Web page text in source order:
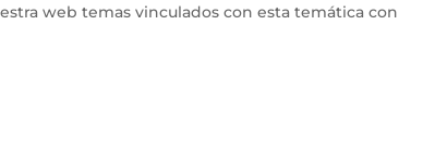
web temas vinculados con esta temática con